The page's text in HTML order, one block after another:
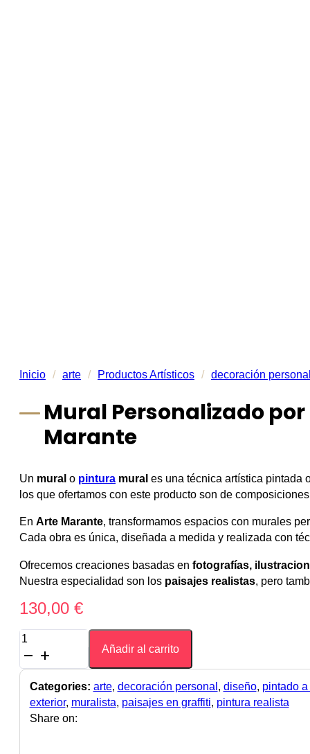
Inicio / arte / Productos Artísticos / decoración
Mural Personalizado
Marante
Un mural o pintura mural es una técnica artística pintada
los que ofertamos con este producto son de
En Arte Marante, transformamos espacios con murales
Cada obra es única, diseñada a medida y realizada con
Ofrecemos creaciones basadas en fotografías,
Nuestra especialidad son los paisajes realistas , pero
130,00 €
Mural
Personalizado
por
Metro
Cuadrado
Añadir al carrito
Categories: arte, decoración personal , diseño, pintado
exterior, muralista, paisajes en graffiti, pintura realista
Share on: